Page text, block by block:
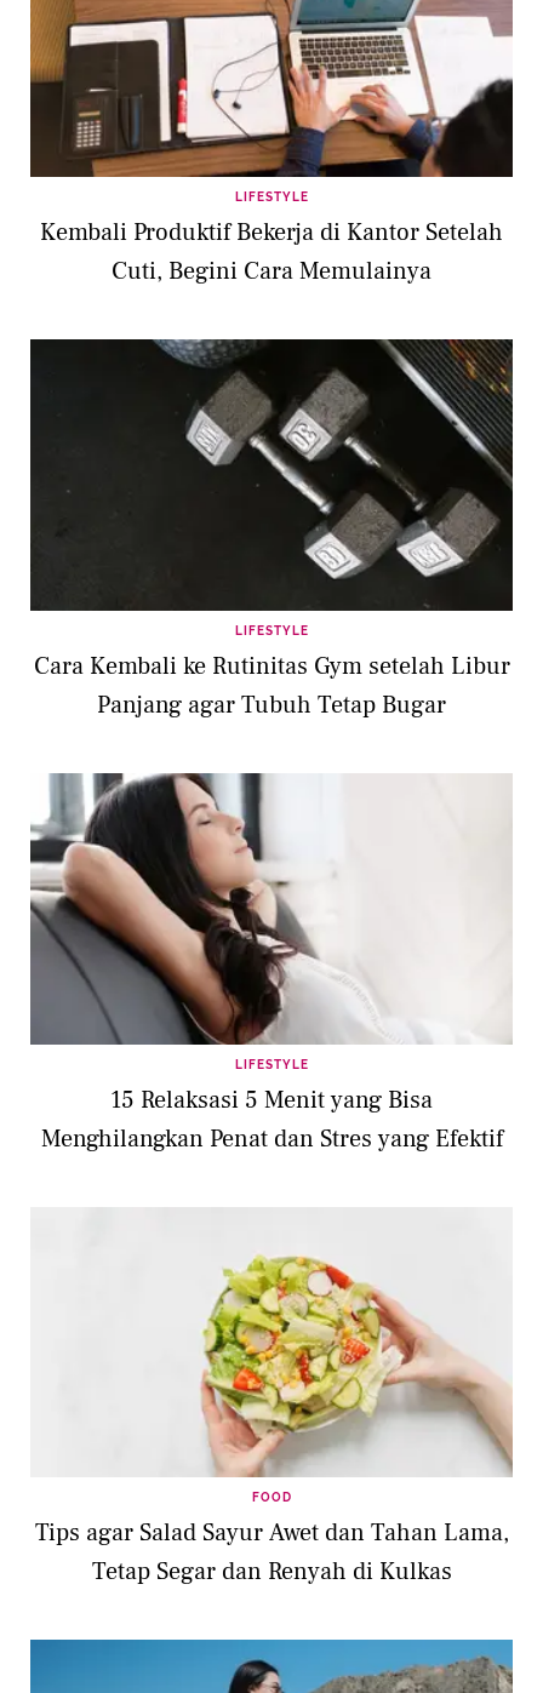
LIFESTYLE
Kembali Produktif Bekerja di Kantor Setelah
Cuti, Begini Cara Memulainya
LIFESTYLE
Cara Kembali ke Rutinitas Gym setelah Libur
Panjang agar Tubuh Tetap Bugar
LIFESTYLE
15 Relaksasi 5 Menit yang Bisa
Menghilangkan Penat dan Stres yang Efektif
FOOD
Tips agar Salad Sayur Awet dan Tahan Lama,
Tetap Segar dan Renyah di Kulkas